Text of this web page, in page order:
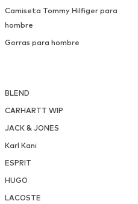
Camiseta Tommy Hilfiger para
hombre
Gorras para hombre
BLEND
CARHARTT WIP
JACK & JONES
Karl Kani
ESPRIT
HUGO
LACOSTE